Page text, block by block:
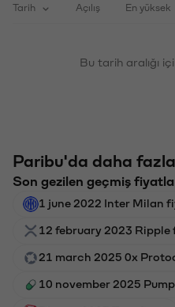
Tarih Açılış En yüksek
Bu tarih aralığı
Paribu'da daha
Son gezilen geçmiş
1 june 2022 Inter Milan
12 february 2023 Ripple
21 march 2025 0x
10 november 2025